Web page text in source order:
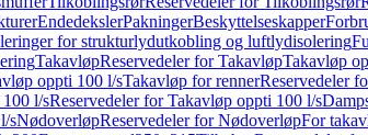
EndedekslerPakningerBeskyttelseskapper
for strukturlydutkobling og luftlydisolering
TakavløpReservedeler for TakavløpTakavløp
oppti 100 l/sTakavløp for rennerReservedeler
l/sReservedeler for Takavløp oppti 100 l/s
sNødoverløpReservedeler for NødoverløpFor